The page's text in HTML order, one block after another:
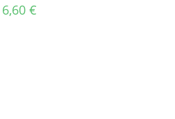
6,60 €